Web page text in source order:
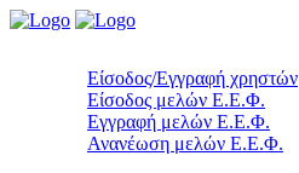
Είσοδος/Εγγραφή χρηστών
Είσοδος μελών Ε.Ε.Φ.
Εγγραφή μελών Ε.Ε.Φ.
Ανανέωση μελών Ε.Ε.Φ.